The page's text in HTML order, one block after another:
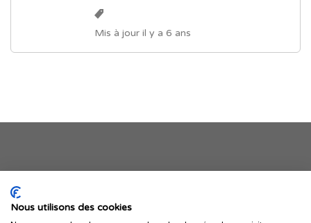
Mis à jour il y a 6 ans
Je publie mon offre
Nous utilisons des cookies